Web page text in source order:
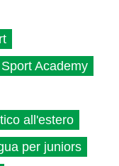
Academy
all'estero
per juniors